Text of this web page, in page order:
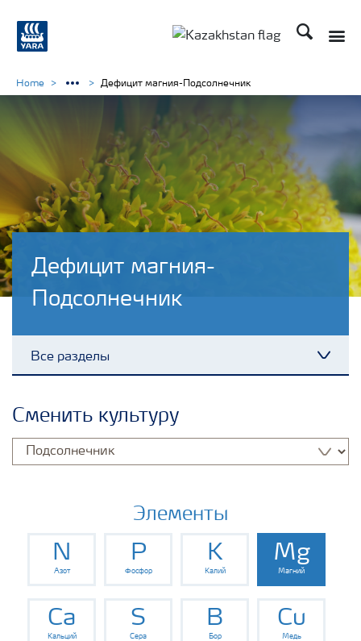
Поиск
Дефицит магния-
Подсолнечник
Все разделы
Культуры
Инструменты и сервисы
Хранение удобрений и их безопасность
Home Дефицит магния-Подсолнечник
Сменить культуру
Элементы
N
Азот
P
Фосфор
K
Калий
Mg
Магний
Ca
Кальций
S
Сера
B
Бор
Cu
Медь